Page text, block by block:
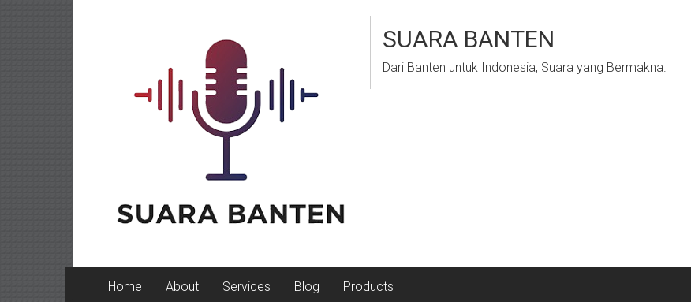
SUARA BANTEN
Dari Banten untuk Indonesia, Suara yang Bermakna.
Home About Services Blog Products